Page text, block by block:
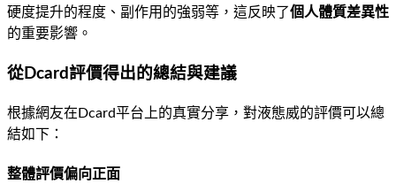
硬度提升的程度、副作用的強弱等，這反映了個人體質差異性
的重要影響。
從Dcard評價得出的總結與建議
根據網友在Dcard平台上的真實分享，對液態威的評價可以總
結如下：
整體評價偏向正面